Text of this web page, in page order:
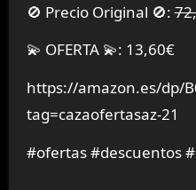
🚫 Precio Original 🚫:
💫 OFERTA 💫: 13,60€
https://amazon.es/dp/
tag=cazaofertasaz-21
#ofertas #descuentos